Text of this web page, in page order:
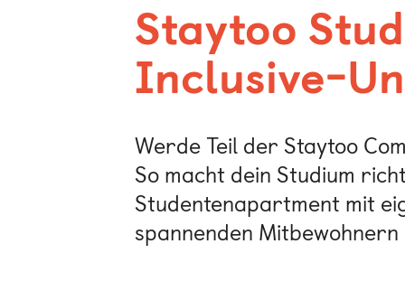
Staytoo
Inclusive-
Werde Teil der Staytoo
So macht dein Studium
Studentenapartment mit
spannenden